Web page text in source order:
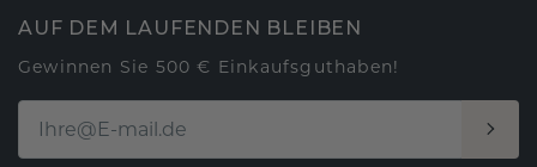
AUF DEM LAUFENDEN BLEIBEN
Gewinnen Sie 500 € Einkaufsguthaben!